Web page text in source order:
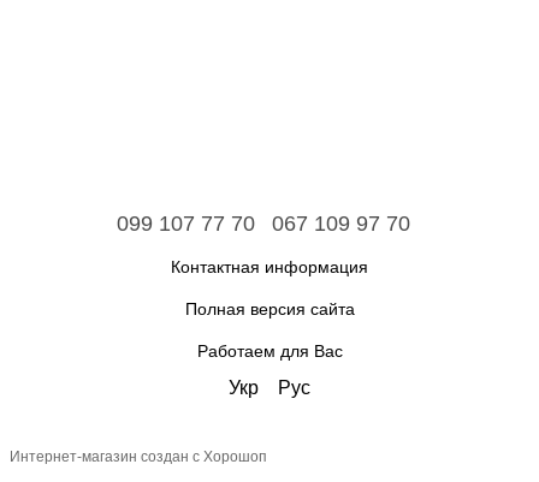
099 107 77 70 067 109 97 70
Контактная информация
Полная версия сайта
Работаем для Вас
Укр Рус
Интернет-магазин создан с Хорошоп